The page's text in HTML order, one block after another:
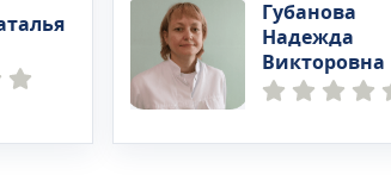
Губанова
Надежда
Викторовна